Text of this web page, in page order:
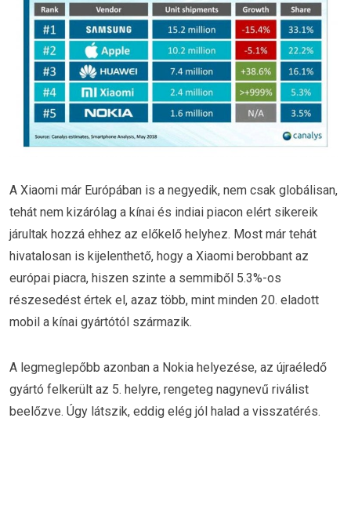
A Xiaomi már Európában is a negyedik, nem csak globálisan,
tehát nem kizárólag a kínai és indiai piacon elért sikereik
járultak hozzá ehhez az előkelő helyhez. Most már tehát
hivatalosan is kijelenthető, hogy a Xiaomi berobbant az
európai piacra, hiszen szinte a semmiből 5.3%-os
részesedést értek el, azaz több, mint minden 20. eladott
mobil a kínai gyártótól származik.
A legmeglepőbb azonban a Nokia helyezése, az újraéledő
gyártó felkerült az 5. helyre, rengeteg nagynevű riválist
beelőzve. Úgy látszik, eddig elég jól halad a visszatérés.